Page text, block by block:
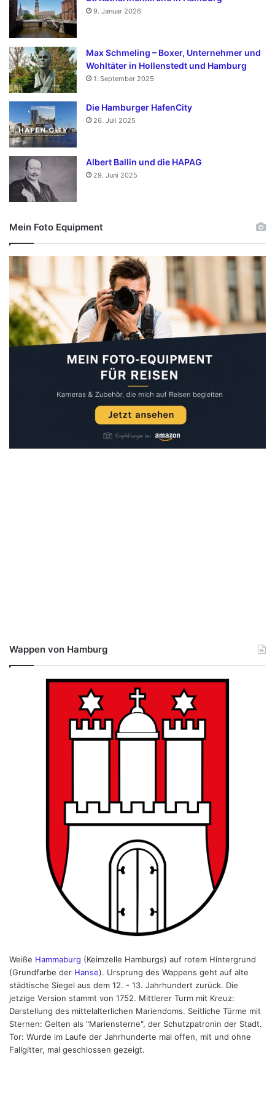
9. Januar 2026
Max Schmeling – Boxer, Unternehmer und
Wohltäter in Hollenstedt und Hamburg
1. September 2025
Die Hamburger HafenCity
26. Juli 2025
Albert Ballin und die HAPAG
29. Juni 2025
Mein Foto Equipment
Wappen von Hamburg
Weiße Hammaburg (Keimzelle Hamburgs) auf rotem Hintergrund
(Grundfarbe der Hanse). Ursprung des Wappens geht auf alte
städtische Siegel aus dem 12. - 13. Jahrhundert zurück. Die
jetzige Version stammt von 1752. Mittlerer Turm mit Kreuz:
Darstellung des mittelalterlichen Mariendoms. Seitliche Türme mit
Sternen: Gelten als "Mariensterne", der Schutzpatronin der Stadt.
Tor: Wurde im Laufe der Jahrhunderte mal offen, mit und ohne
Fallgitter, mal geschlossen gezeigt.